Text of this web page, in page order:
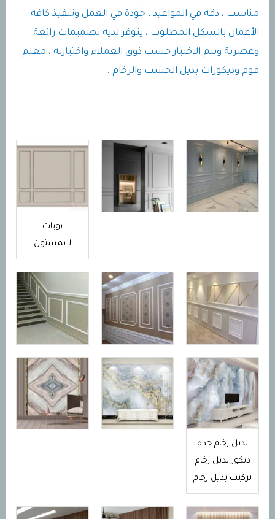
مناسب ، دقه في المواعيد ، جودة في العمل وتنفيذ كافة
الأعمال بالشكل المطلوب ، يتوفر لديه تصميمات رائعة
وعصرية ويتم الاختيار حسب ذوق العملاء واختيارته ، معلم
فوم وديكورات بديل الخشب والرخام .
بويات
لايمستون
بديل رخام جده
ديكور بديل رخام
تركيب بديل رخام